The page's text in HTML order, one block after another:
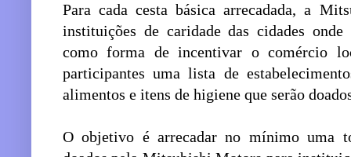
Para cada cesta básica arrecadada, a
instituições de caridade das cidades
como forma de incentivar o comércio
participantes uma lista de
alimentos e itens de higiene que serão
O objetivo é arrecadar no mínimo uma